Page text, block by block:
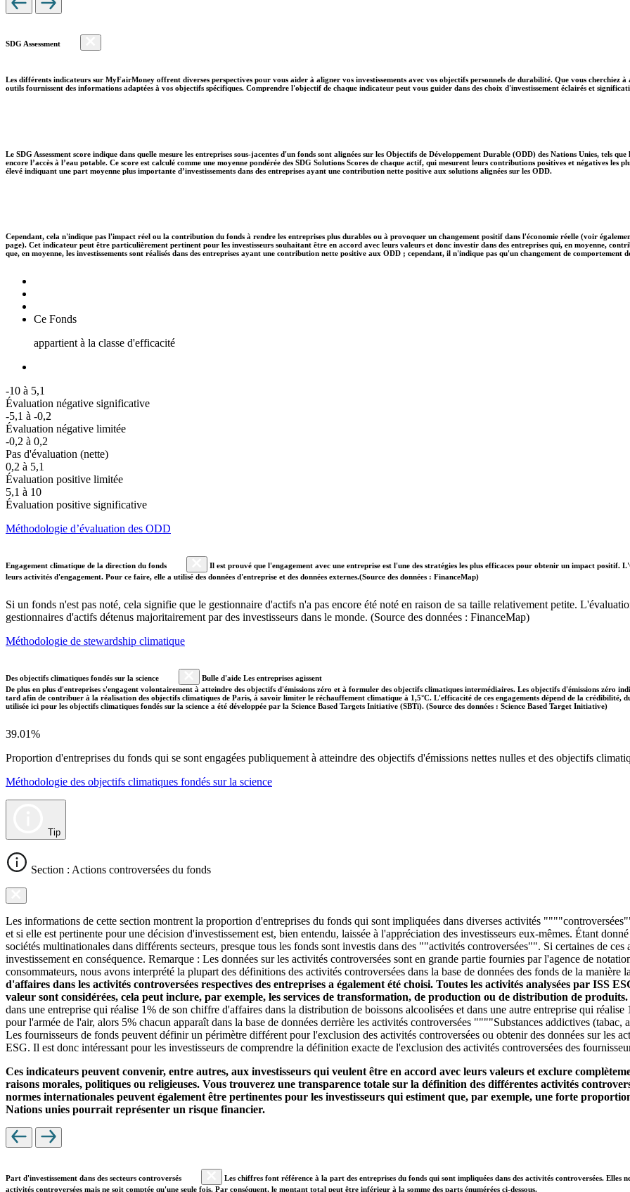
SDG Assessment
Les différents indicateurs sur MyFairMoney offrent diverses perspectives pour vous aider à aligner vos investissements avec vos objectifs personnels de durabilité. Que vous
outils fournissent des informations adaptées à vos objectifs spécifiques. Comprendre l'objectif de chaque indicateur peut vous guider dans des choix d'investissement éclairés et
Le SDG Assessment score indique dans quelle mesure les entreprises sous-jacentes d'un fonds sont alignées sur les Objectifs de Développement Durable (ODD) des Nations Unies, tels
encore l’accès à l’eau potable. Ce score est calculé comme une moyenne pondérée des SDG Solutions Scores de chaque actif, qui mesurent leurs contributions positives et négatives
élevé indiquant une part moyenne plus importante d’investissements dans des entreprises ayant une contribution nette positive aux solutions alignées sur les ODD.
Cependant, cela n'indique pas l'impact réel ou la contribution du fonds à rendre les entreprises plus durables ou à provoquer un changement positif dans l'économie réelle (voir
page). Cet indicateur peut être particulièrement pertinent pour les investisseurs souhaitant être en accord avec leurs valeurs et donc investir dans des entreprises qui, en moyenne,
que, en moyenne, les investissements sont réalisés dans des entreprises ayant une contribution nette positive aux ODD ; cependant, il n'indique pas qu'un changement de
Ce Fonds
appartient à la classe d'efficacité
-10 à 5,1
Évaluation négative significative
-5,1 à -0,2
Évaluation négative limitée
-0,2 à 0,2
Pas d'évaluation (nette)
0,2 à 5,1
Évaluation positive limitée
5,1 à 10
Évaluation positive significative
Méthodologie d’évaluation des ODD
Engagement climatique de la direction du fonds
Il est prouvé que l'engagement avec une entreprise est l'une des stratégies les plus efficaces pour obtenir un impact
leurs activités d'engagement. Pour ce faire, elle a utilisé des données d'entreprise et des données externes.(Source des données : FinanceMap)
Si un fonds n'est pas noté, cela signifie que le gestionnaire d'actifs n'a pas encore été noté en raison de sa taille relativement petite.
gestionnaires d'actifs détenus majoritairement par des investisseurs dans le monde. (Source des données : FinanceMap)
Méthodologie de stewardship climatique
Des objectifs climatiques fondés sur la science
Bulle d'aide Les entreprises agissent
De plus en plus d'entreprises s'engagent volontairement à atteindre des objectifs d'émissions zéro et à formuler des objectifs climatiques intermédiaires. Les objectifs d'émissions zéro
tard afin de contribuer à la réalisation des objectifs climatiques de Paris, à savoir limiter le réchauffement climatique à 1,5°C. L'efficacité de ces engagements dépend de la crédibilité,
utilisée ici pour les objectifs climatiques fondés sur la science a été développée par la Science Based Targets Initiative (SBTi). (Source des données : Science Based Target Initiative)
39.01%
Proportion d'entreprises du fonds qui se sont engagées publiquement à atteindre des objectifs d'émissions nettes nulles et des objectifs
Méthodologie des objectifs climatiques fondés sur la science
Tip
Section : Actions controversées du fonds
Les informations de cette section montrent la proportion d'entreprises du fonds qui sont impliquées dans diverses activités
et si elle est pertinente pour une décision d'investissement est, bien entendu, laissée à l'appréciation des investisseurs eux-mêmes. Étant
sociétés multinationales dans différents secteurs, presque tous les fonds sont investis dans des ""activités controversées"". Si certaines de
investissement en conséquence. Remarque : Les données sur les activités controversées sont en grande partie fournies par l'agence de
consommateurs, nous avons interprété la plupart des définitions des activités controversées dans la base de données des fonds de la manière
d'affaires dans les activités controversées respectives des entreprises a également été choisi. Toutes les activités analysées par ISS
valeur sont considérées, cela peut inclure, par exemple, les services de transformation, de production ou de distribution de produits.
dans une entreprise qui réalise 1% de son chiffre d'affaires dans la distribution de boissons alcoolisées et dans une autre entreprise qui
pour l'armée de l'air, alors 5% chacun apparaît dans la base de données derrière les activités controversées """"Substances addictives
Les fournisseurs de fonds peuvent définir un périmètre différent pour l'exclusion des activités controversées ou obtenir des données sur les
ESG. Il est donc intéressant pour les investisseurs de comprendre la définition exacte de l'exclusion des activités controversées des
Ces indicateurs peuvent convenir, entre autres, aux investisseurs qui veulent être en accord avec leurs valeurs et exclure
raisons morales, politiques ou religieuses. Vous trouverez une transparence totale sur la définition des différentes activités
normes internationales peuvent également être pertinentes pour les investisseurs qui estiment que, par exemple, une forte
Nations unies pourrait représenter un risque financier.
Part d'investissement dans des secteurs controversés
Les chiffres font référence à la part des entreprises du fonds qui sont impliquées dans des activités controversées. Elles
activités controversées mais ne soit comptée qu'une seule fois. Par conséquent, le montant total peut être inférieur à la somme des parts énumérées ci-dessous.